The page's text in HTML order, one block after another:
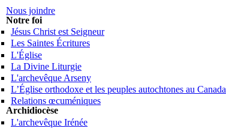
Nous joindre
Notre foi
Jésus Christ est Seigneur
Les Saintes Écritures
L'Église
La Divine Liturgie
L'archevêque Arseny
L’Église orthodoxe et les peuples autochtones au Canada
Relations œcuméniques
Archidiocèse
L'archevêque Irénée